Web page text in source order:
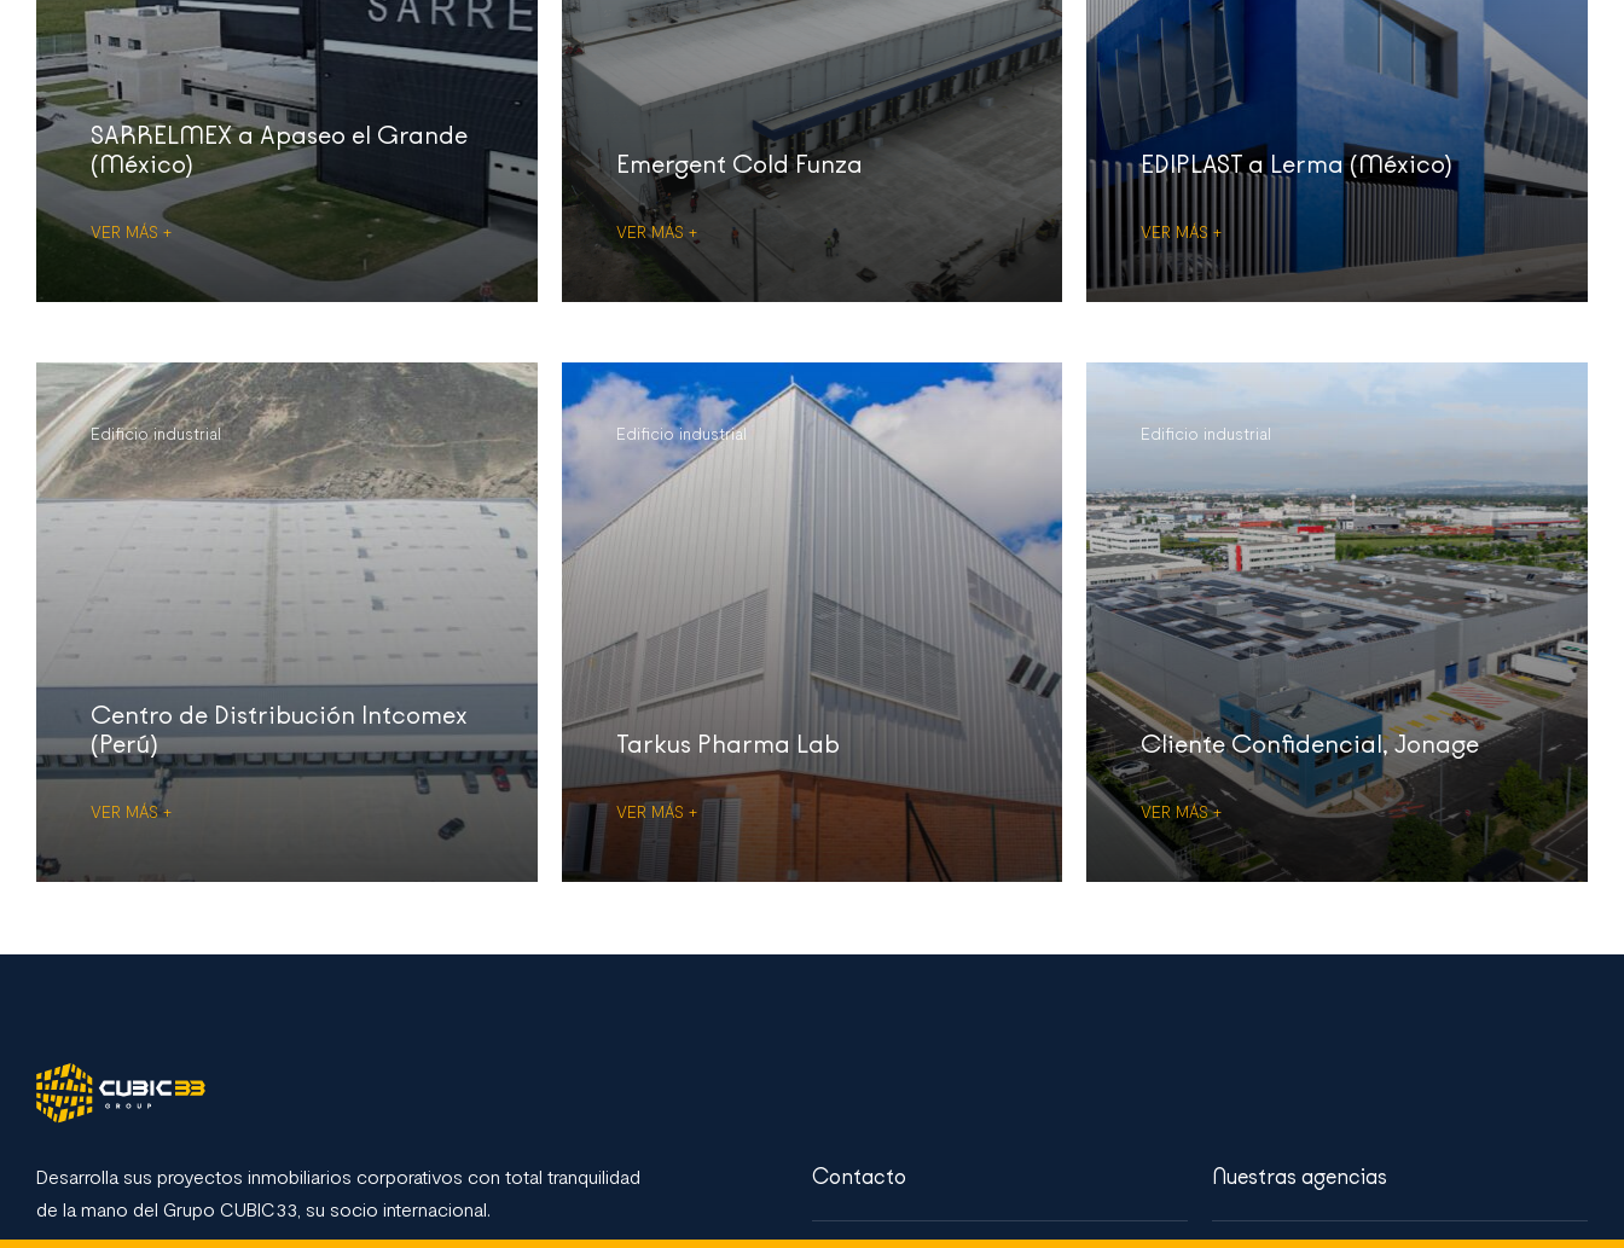
SARRELMEX a Apaseo el Grande
(México)
VER MÁS +
Emergent Cold Funza
VER MÁS +
EDIPLAST a Lerma (México)
VER MÁS +
Edificio industrial
Centro de Distribución Intcomex
(Perú)
VER MÁS +
Edificio industrial
Tarkus Pharma Lab
VER MÁS +
Edificio industrial
Cliente Confidencial, Jonage
VER MÁS +
Desarrolla sus proyectos inmobiliarios corporativos con total tranquilidad
de la mano del Grupo CUBIC33, su socio internacional.
Contacto Nuestras agencias